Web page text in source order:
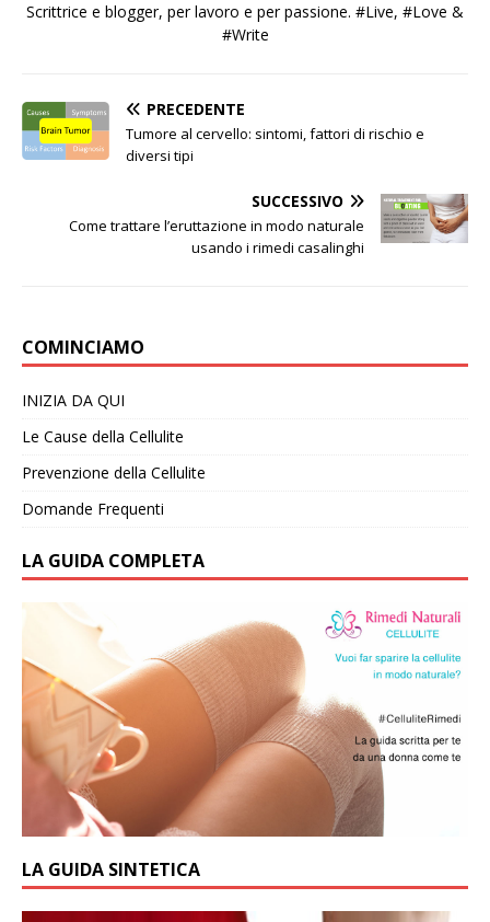
Scrittrice e blogger, per lavoro e per passione. #Live, #Love &
#Write
PRECEDENTE
Tumore al cervello: sintomi, fattori di rischio e
diversi tipi
SUCCESSIVO
Come trattare l’eruttazione in modo naturale
usando i rimedi casalinghi
COMINCIAMO
INIZIA DA QUI
Le Cause della Cellulite
Prevenzione della Cellulite
Domande Frequenti
LA GUIDA COMPLETA
LA GUIDA SINTETICA